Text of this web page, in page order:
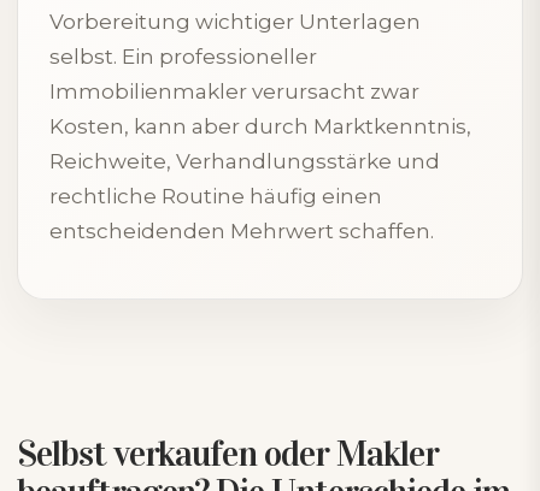
Vorbereitung wichtiger Unterlagen
selbst. Ein professioneller
Immobilienmakler verursacht zwar
Kosten, kann aber durch Marktkenntnis,
Reichweite, Verhandlungsstärke und
rechtliche Routine häufig einen
entscheidenden Mehrwert schaffen.
Selbst verkaufen oder Makler